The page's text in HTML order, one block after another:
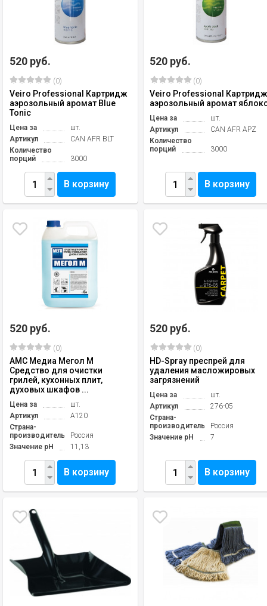
520 руб.
(0)
Veiro Professional Картридж
аэрозольный аромат Blue
Tonic
Цена за
шт.
Артикул
CAN AFR BLT
Количество
порций
3000
В корзину
520 руб.
(0)
Veiro Professional
аэрозольный аромат
Цена за
шт.
Артикул
CAN AFR APZ
Количество
порций
3000
В корзину
520 руб.
(0)
АМС Медиа Мегол М
Средство для очистки
грилей, кухонных плит,
духовых шкафов ...
Цена за
шт.
Артикул
А120
Страна-
производитель
Россия
Значение pH
11,13
В корзину
520 руб.
(0)
HD-Spray преспрей для
удаления масложировых
загрязнений
Цена за
шт.
Артикул
276-05
Страна-
производитель
Россия
Значение pH
7
В корзину